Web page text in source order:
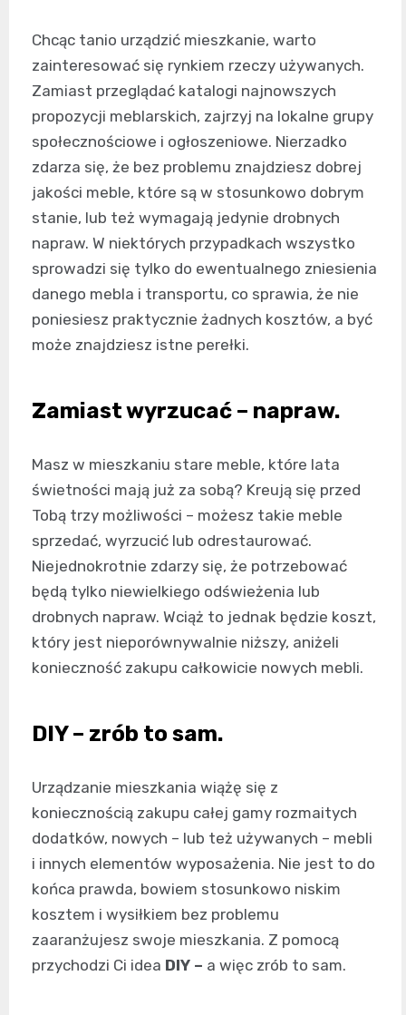
Chcąc tanio urządzić mieszkanie, warto
zainteresować się rynkiem rzeczy używanych.
Zamiast przeglądać katalogi najnowszych
propozycji meblarskich, zajrzyj na lokalne grupy
społecznościowe i ogłoszeniowe. Nierzadko
zdarza się, że bez problemu znajdziesz dobrej
jakości meble, które są w stosunkowo dobrym
stanie, lub też wymagają jedynie drobnych
napraw. W niektórych przypadkach wszystko
sprowadzi się tylko do ewentualnego zniesienia
danego mebla i transportu, co sprawia, że nie
poniesiesz praktycznie żadnych kosztów, a być
może znajdziesz istne perełki.
Zamiast wyrzucać – napraw.
Masz w mieszkaniu stare meble, które lata
świetności mają już za sobą? Kreują się przed
Tobą trzy możliwości – możesz takie meble
sprzedać, wyrzucić lub odrestaurować.
Niejednokrotnie zdarzy się, że potrzebować
będą tylko niewielkiego odświeżenia lub
drobnych napraw. Wciąż to jednak będzie koszt,
który jest nieporównywalnie niższy, aniżeli
konieczność zakupu całkowicie nowych mebli.
DIY – zrób to sam.
Urządzanie mieszkania wiążę się z
koniecznością zakupu całej gamy rozmaitych
dodatków, nowych – lub też używanych – mebli
i innych elementów wyposażenia. Nie jest to do
końca prawda, bowiem stosunkowo niskim
kosztem i wysiłkiem bez problemu
zaaranżujesz swoje mieszkania. Z pomocą
przychodzi Ci idea DIY – a więc zrób to sam.